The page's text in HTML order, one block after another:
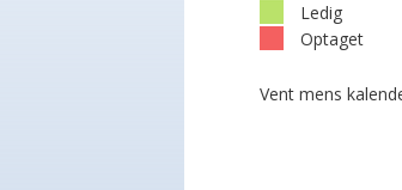
Ledig
Optaget
Vent mens